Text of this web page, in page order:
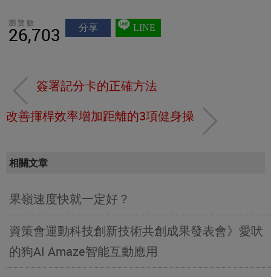
瀏覽數
26,703 分享 LINE
簽署記分卡的正確方法
改善揮桿效率增加距離的3項健身操
相關文章
果嶺速度快就一定好？
資策會運動科技創新技術共創成果發表會》愛吠
的狗AI Amaze智能互動應用